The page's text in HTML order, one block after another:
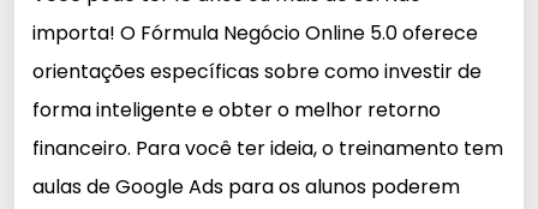
importa! O Fórmula Negócio Online 5.0 oferece
orientações específicas sobre como investir de
forma inteligente e obter o melhor retorno
financeiro. Para você ter ideia, o treinamento tem
aulas de Google Ads para os alunos poderem